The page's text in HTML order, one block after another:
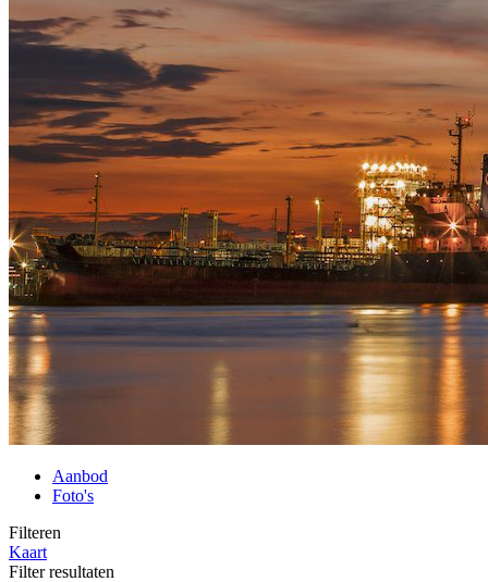
Aanbod
Foto's
Filteren
Kaart
Filter resultaten